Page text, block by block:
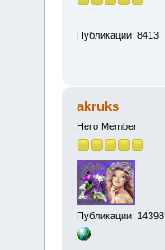
Публикации: 8413
akruks
Hero Member
Публикации: 14398